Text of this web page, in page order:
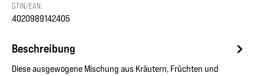
GTIN/EAN:
4020989142405
Beschreibung
Diese ausgewogene Mischung aus Kräutern, Früchten und